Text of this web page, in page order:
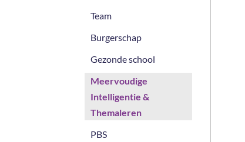
Team
Burgerschap
Gezonde school
Meervoudige
Intelligentie &
Themaleren
PBS